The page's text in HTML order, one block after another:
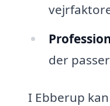
der
I Ebberup